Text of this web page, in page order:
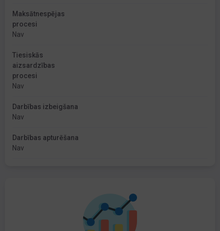
Maksātnespējas
procesi
Nav
Tiesiskās
aizsardzības
procesi
Nav
Darbības izbeigšana
Nav
Darbības apturēšana
Nav